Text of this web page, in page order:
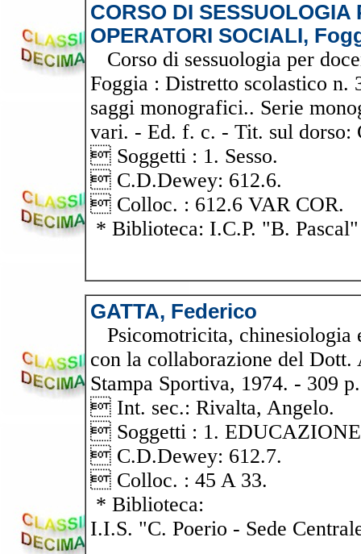
CORSO DI SESSUOLOGIA
OPERATORI SOCIALI,
Corso di sessuologia per
Foggia : Distretto scolastico n.
saggi monografici.. Serie
vari. - Ed. f. c. - Tit. sul dorso:
 Soggetti : 1. Sesso.
 C.D.Dewey: 612.6.
 Colloc. : 612.6 VAR COR.
* Biblioteca: I.C.P. "B. Pascal"
GATTA, Federico
Psicomotricita, chinesiologia
con la collaborazione del
Stampa Sportiva, 1974. - 309
 Int. sec.: Rivalta, Angelo.
 Soggetti : 1.
 C.D.Dewey: 612.7.
 Colloc. : 45 A 33.
* Biblioteca:
I.I.S. "C. Poerio - Sede